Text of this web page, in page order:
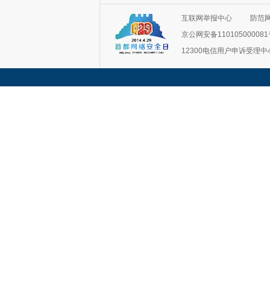
互联网举报中心
防范
京公网安备110105000081
12300电信用户申诉受理中